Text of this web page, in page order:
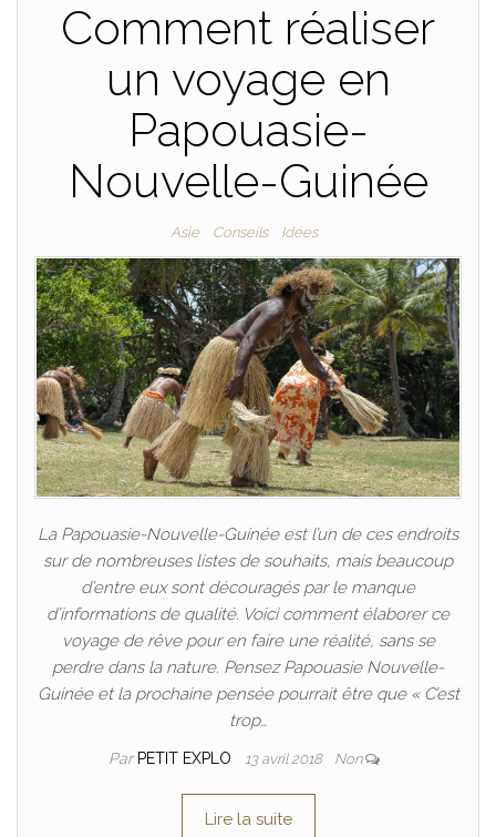
Comment réaliser
un voyage en
Papouasie-
Nouvelle-Guinée
Asie Conseils Idées
La Papouasie-Nouvelle-Guinée est l’un de ces endroits
sur de nombreuses listes de souhaits, mais beaucoup
d’entre eux sont découragés par le manque
d’informations de qualité. Voici comment élaborer ce
voyage de rêve pour en faire une réalité, sans se
perdre dans la nature. Pensez Papouasie Nouvelle-
Guinée et la prochaine pensée pourrait être que « C’est
trop…
Par PETIT EXPLO 13 avril 2018 Non
Lire la suite